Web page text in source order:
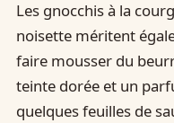
Les gnocchis à la
noisette méritent
faire mousser du
teinte dorée et un
quelques feuilles de